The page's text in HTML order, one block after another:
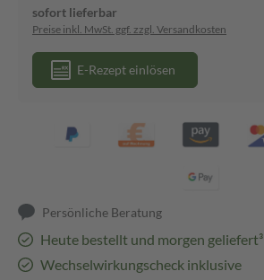
sofort lieferbar
Preise inkl. MwSt. ggf. zzgl. Versandkosten
E-Rezept einlösen
Persönliche Beratung
Heute bestellt und morgen geliefert³
Wechselwirkungscheck inklusive